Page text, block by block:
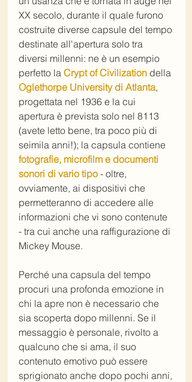
XX secolo, durante il quale furono
costruite diverse capsule del tempo
destinate all'apertura solo tra
diversi millenni: ne è un esempio
perfetto la Crypt of Civilization della
Oglethorpe University di Atlanta,
progettata nel 1936 e la cui
apertura è prevista solo nel 8113
(avete letto bene, tra poco più di
seimila anni!); la capsula contiene
fotografie, microfilm e documenti
sonori di vario tipo - oltre,
ovviamente, ai dispositivi che
permetteranno di accedere alle
informazioni che vi sono contenute
- tra cui anche una raffigurazione di
Mickey Mouse.
Perché una capsula del tempo
procuri una profonda emozione in
chi la apre non è necessario che
sia scoperta dopo millenni. Se il
messaggio è personale, rivolto a
qualcuno che si ama, il suo
contenuto emotivo può essere
sprigionato anche dopo pochi anni,